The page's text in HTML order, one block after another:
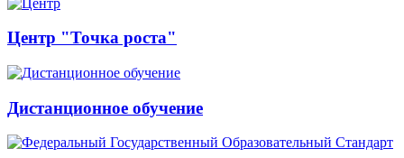
Центр "Точка роста"
Дистанционное обучение